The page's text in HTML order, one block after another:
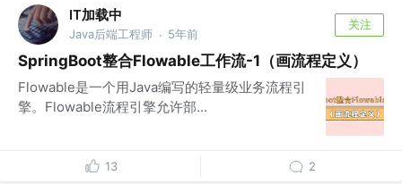
IT加载中
Java后端工程师 · 5年前
关注
SpringBoot整合Flowable工作流-1（画流程定义）
Flowable是一个用Java编写的轻量级业务流程引
擎。Flowable流程引擎允许部...
13 2